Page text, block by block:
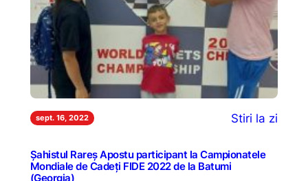
sept. 16, 2022 Stiri la zi
Șahistul Rareș Apostu participant la Campionatele
Mondiale de Cadeți FIDE 2022 de la Batumi
(Georgia)